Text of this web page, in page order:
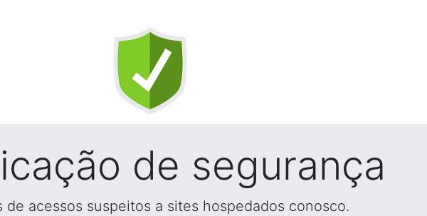
de segurança
acessos suspeitos a sites hospedados conosco.